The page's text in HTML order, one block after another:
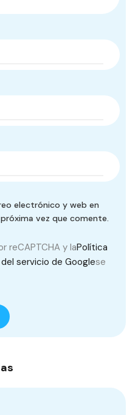
electrónico y web en
vez que comente.
reCAPTCHA y laPolítica
servicio de Googlese